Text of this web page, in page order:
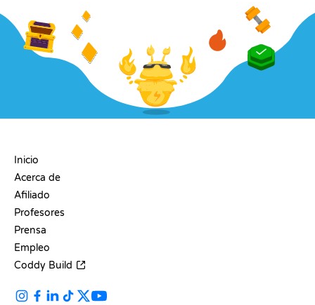
Inicio
Acerca de
Afiliado
Profesores
Prensa
Empleo
Coddy Build